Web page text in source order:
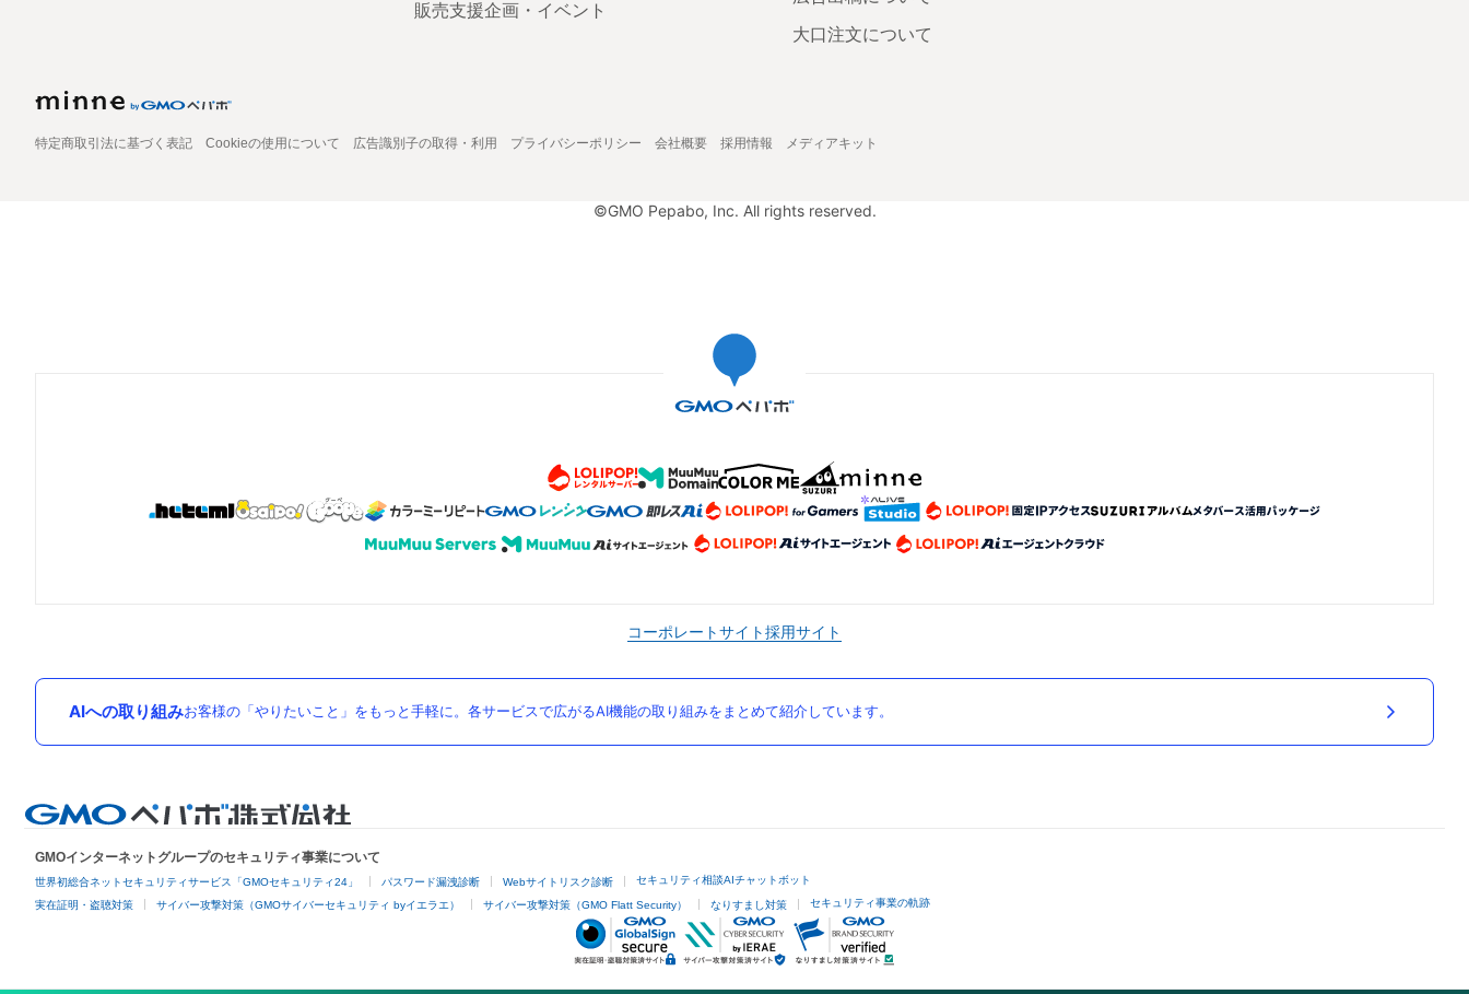
販売支援企画・イベント
大口注文について
特定商取引法に基づく表記 Cookieの使用について 広告識別子の取得・利用 プライバシーポリシー 会社概要 採用情報 メディアキット
©GMO Pepabo, Inc. All rights reserved.
コーポレートサイト採用サイト
AIへの取り組みお客様の「やりたいこと」をもっと手軽に。各サービスで広がるAI機能の取り組みをまとめて紹介しています。
GMOインターネットグループのセキュリティ事業について
世界初総合ネットセキュリティサービス「GMOセキュリティ24」 パスワード漏洩診断 Webサイトリスク診断 セキュリティ相談AIチャットボット
実在証明・盗聴対策 サイバー攻撃対策（GMOサイバーセキュリティ byイエラエ） サイバー攻撃対策（GMO Flatt Security） なりすまし対策 セキュリティ事業の軌跡